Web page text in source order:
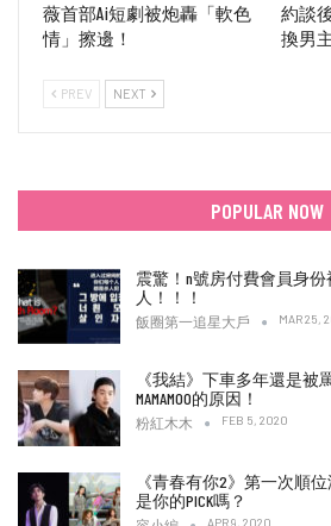
薇首部Ai短劇被炮轟「軟色
情」擦邊！
約談
換男
PREV NEXT
POPULAR NOW
震驚！n號房付費會員身
人！！！
飯圈第一追星大戶 MAR 25,
《我結》下車多年還是被
MAMAMOO的原因！
粉紅木木 FEB 5, 2020
《青春有你2》第一次順
是你的PICK嗎？
APR 9, 2020